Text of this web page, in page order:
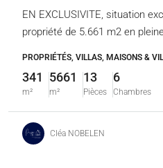
EN EXCLUSIVITE, situation
propriété de 5.661 m2 en
PROPRIÉTÉS, VILLAS, MAISONS &
341
m²
5661
m²
13
Pièces
6
Chambres
Cléa NOBELEN